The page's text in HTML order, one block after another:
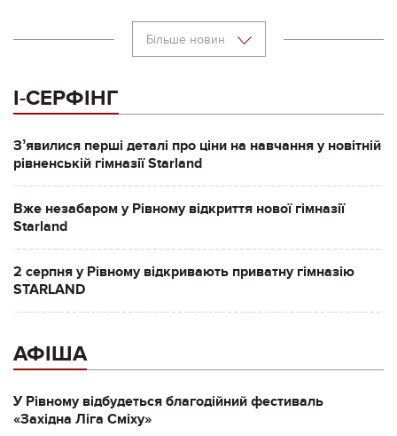
Більше новин
І-СЕРФІНГ
Зʼявилися перші деталі про ціни на навчання у новітній
рівненській гімназії Starland
Вже незабаром у Рівному відкриття нової гімназії
Starland
2 серпня у Рівному відкривають приватну гімназію
STARLAND
АФІША
У Рівному відбудеться благодійний фестиваль
«Західна Ліга Сміху»